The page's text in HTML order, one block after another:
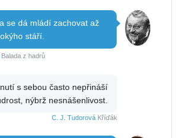
se dá mládí zachovat až
stáří.
Balada z hadrů
s sebou často nepřináší
nýbrž nesnášenlivost.
C. J. Tudorová Kříďák